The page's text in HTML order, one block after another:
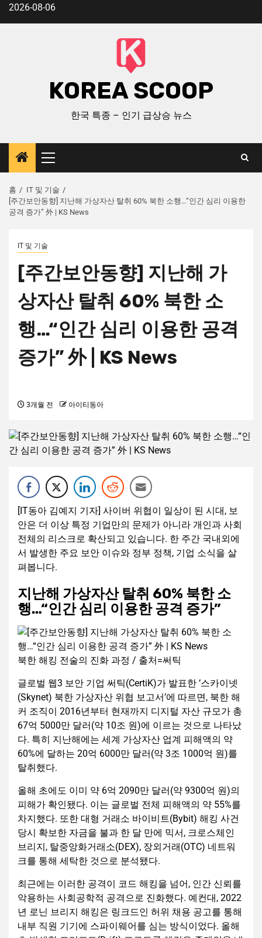
2026-08-06
KOREA SCOOP
한국 특종 – 인기 급상승 뉴스
홈
IT 및 기술
[주간보안동향] 지난해 가상자산 탈취 60% 북한 소행…“인간 심리 이용한
공격 증가” 外 | KS News
IT 및 기술
[주간보안동향] 지난해 가
상자산 탈취 60% 북한 소
행…“인간 심리 이용한 공격
증가” 外 | KS News
3개월 전 아이티동아
[IT동아 김예지 기자] 사이버 위협이 일상이 된 시대, 보
안은 더 이상 특정 기업만의 문제가 아니라 개인과 사회
전체의 리스크로 확산되고 있습니다. 한 주간 국내외에
서 발생한 주요 보안 이슈와 정부 정책, 기업 소식을 살
펴봅니다.
지난해 가상자산 탈취 60% 북한 소
행…“인간 심리 이용한 공격 증가”
북한 해킹 전술의 진화 과정 / 출처=써틱
글로벌 웹3 보안 기업 써틱(CertiK)가 발표한 ‘스카이넷
(Skynet) 북한 가상자산 위협 보고서’에 따르면, 북한 해
커 조직이 2016년부터 현재까지 디지털 자산 규모가 총
67억 5000만 달러(약 10조 원)에 이르는 것으로 나타났
다. 특히 지난해에는 세계 가상자산 업계 피해액의 약
60%에 달하는 20억 6000만 달러(약 3조 1000억 원)를
탈취했다.
올해 초에도 이미 약 6억 2090만 달러(약 9300억 원)의
피해가 확인됐다. 이는 글로벌 전체 피해액의 약 55%를
차지했다. 또한 대형 거래소 바이비트(Bybit) 해킹 사건
당시 확보한 자금을 불과 한 달 만에 믹서, 크로스체인
브리지, 탈중앙화거래소(DEX), 장외거래(OTC) 네트워
크를 통해 세탁한 것으로 분석됐다.
최근에는 이러한 공격이 코드 해킹을 넘어, 인간 신뢰를
악용하는 사회공학적 공격으로 진화했다. 예컨대, 2022
년 로닌 브리지 해킹은 링크드인 허위 채용 공고를 통해
내부 직원 기기에 스파이웨어를 심는 방식이었다. 올해